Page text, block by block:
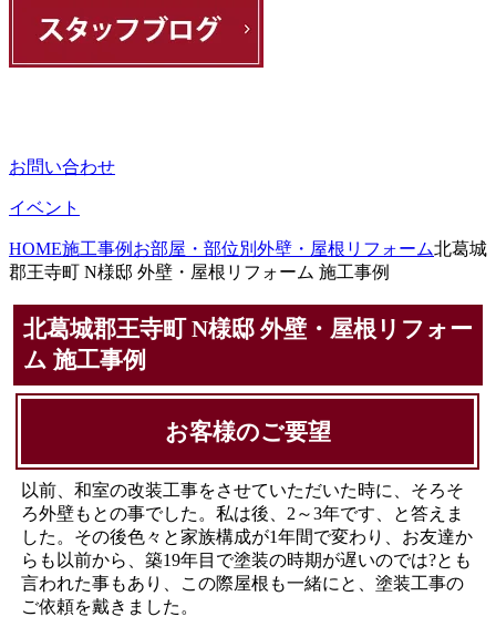
お問い合わせ
イベント
HOME施工事例 お部屋・部位別 外壁・屋根リフォーム北葛城
郡王寺町 N様邸 外壁・屋根リフォーム 施工事例
北葛城郡王寺町 N様邸 外壁・屋根リフォー
ム 施工事例
お客様のご要望
以前、和室の改装工事をさせていただいた時に、そろそ
ろ外壁もとの事でした。私は後、2～3年です、と答えま
した。その後色々と家族構成が1年間で変わり、お友達か
らも以前から、築19年目で塗装の時期が遅いのでは?とも
言われた事もあり、この際屋根も一緒にと、塗装工事の
ご依頼を戴きました。